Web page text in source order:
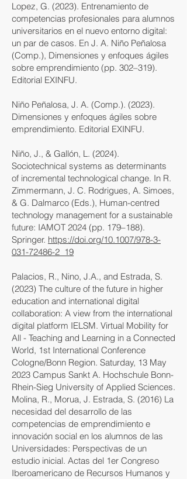
Lopez, G. (2023). Entrenamiento de
competencias profesionales para alumnos
universitarios en el nuevo entorno digital:
un par de casos. En J. A. Niño Peñalosa
(Comp.), Dimensiones y enfoques ágiles
sobre emprendimiento (pp. 302–319).
Editorial EXINFU.
Niño Peñalosa, J. A. (Comp.). (2023).
Dimensiones y enfoques ágiles sobre
emprendimiento. Editorial EXINFU.
Niño, J., & Gallón, L. (2024).
Sociotechnical systems as determinants
of incremental technological change. In R.
Zimmermann, J. C. Rodrigues, A. Simoes,
& G. Dalmarco (Eds.), Human-centred
technology management for a sustainable
future: IAMOT 2024 (pp. 179–188).
Springer. https://doi.org/10.1007/978-3-
031-72486-2_19
Palacios, R., Nino, J.A., and Estrada, S.
(2023) The culture of the future in higher
education and international digital
collaboration: A view from the international
digital platform IELSM. Virtual Mobility for
All - Teaching and Learning in a Connected
World, 1st International Conference
Cologne/Bonn Region. Saturday, 13 May
2023 Campus Sankt A. Hochschule Bonn-
Rhein-Sieg University of Applied Sciences.
Molina, R., Morua, J. Estrada, S. (2016) La
necesidad del desarrollo de las
competencias de emprendimiento e
innovación social en los alumnos de las
Universidades: Perspectivas de un
estudio inicial. Actas del 1er Congreso
Iberoamericano de Recursos Humanos y